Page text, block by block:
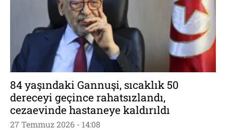
84 yaşındaki Gannuşi, sıcaklık 50
dereceyi geçince rahatsızlandı,
cezaevinde hastaneye kaldırıldı
27 Temmuz 2026 - 14:08